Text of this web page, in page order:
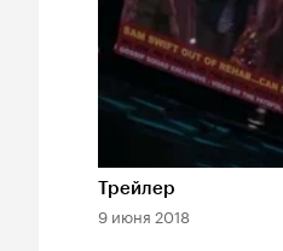
Длительность 2
Трейлер
9 июня 2018